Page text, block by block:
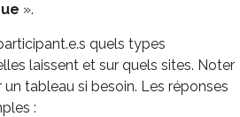
».
quels types
laissent et sur quels sites. Noter
un tableau si besoin. Les réponses
: